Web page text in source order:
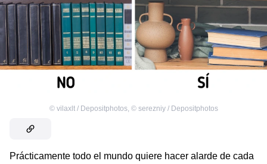
© vilaxlt / Depositphotos, © serezniy / Depositphotos
Prácticamente todo el mundo quiere hacer alarde de cada